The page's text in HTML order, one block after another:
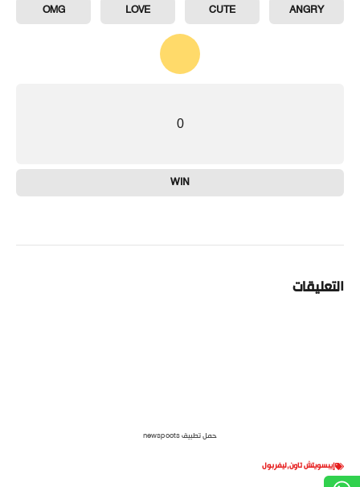
ANGRY
CUTE
LOVE
OMG
0
WIN
التعليقات
حمل تطبيق newspoots
إيبسويتش تاون,ليفربول